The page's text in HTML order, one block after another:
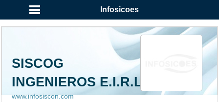
Infosicoes
SISCOG
INGENIEROS E.I.R.L
www.infosiscon.com